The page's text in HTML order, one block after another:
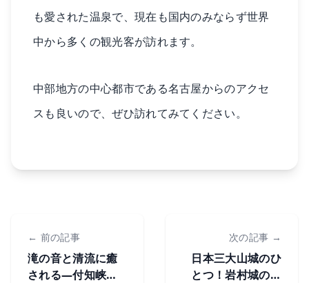
も愛された温泉で、現在も国内のみならず世界
中から多くの観光客が訪れます。
中部地方の中心都市である名古屋からのアクセ
スも良いので、ぜひ訪れてみてください。
← 前の記事
滝の音と清流に癒
される―付知峡の
次の記事 →
日本三大山城のひ
とつ！岩村城の歴